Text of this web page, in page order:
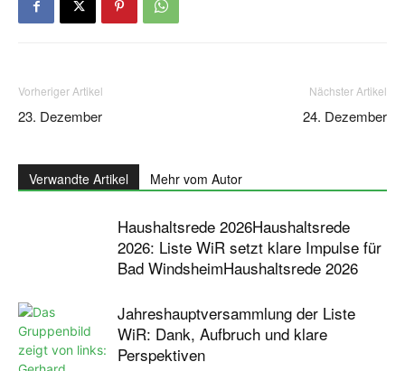
Vorheriger Artikel
23. Dezember
Nächster Artikel
24. Dezember
Verwandte Artikel Mehr vom Autor
Haushaltsrede 2026Haushaltsrede
2026: Liste WiR setzt klare Impulse für
Bad WindsheimHaushaltsrede 2026
Jahreshauptversammlung der Liste
WiR: Dank, Aufbruch und klare
Perspektiven